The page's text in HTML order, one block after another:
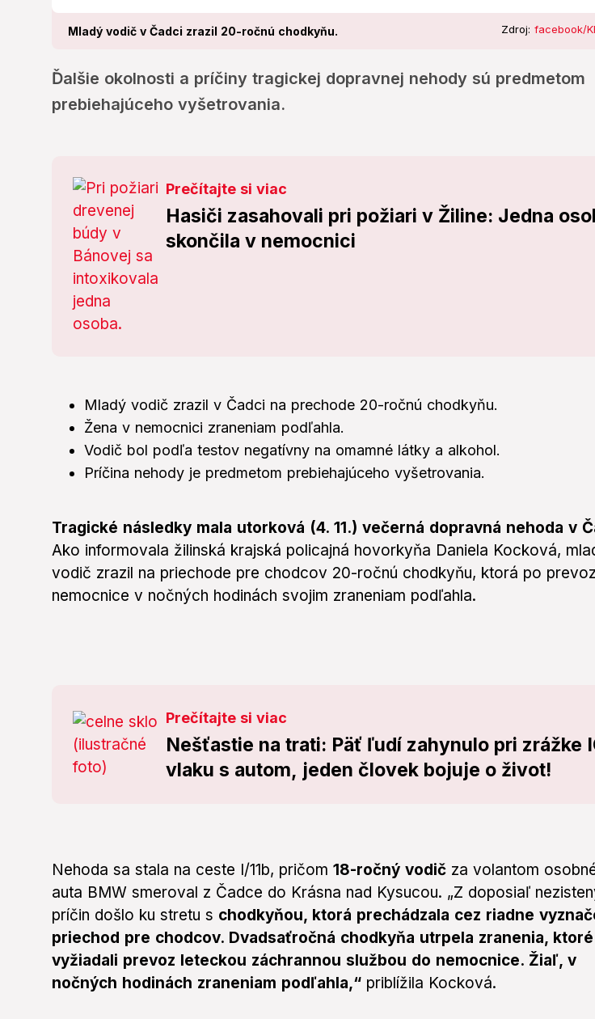
Mladý vodič v Čadci zrazil 20-ročnú chodkyňu. Zdroj: facebook/
Ďalšie okolnosti a príčiny tragickej dopravnej nehody sú predmetom
prebiehajúceho vyšetrovania.
Prečítajte si viac
Hasiči zasahovali pri požiari v Žiline: Jedna
skončila v nemocnici
Mladý vodič zrazil v Čadci na prechode 20-ročnú chodkyňu.
Žena v nemocnici zraneniam podľahla.
Vodič bol podľa testov negatívny na omamné látky a alkohol.
Príčina nehody je predmetom prebiehajúceho vyšetrovania.
Tragické následky mala utorková (4. 11.) večerná dopravná nehoda v
Ako informovala žilinská krajská policajná hovorkyňa Daniela Kocková,
vodič zrazil na priechode pre chodcov 20-ročnú chodkyňu, ktorá po
nemocnice v nočných hodinách svojim zraneniam podľahla.
Prečítajte si viac
Nešťastie na trati: Päť ľudí zahynulo pri zrážke
vlaku s autom, jeden človek bojuje o život!
Nehoda sa stala na ceste I/11b, pričom 18-ročný vodič za volantom
auta BMW smeroval z Čadce do Krásna nad Kysucou. „Z doposiaľ
príčin došlo ku stretu s chodkyňou, ktorá prechádzala cez riadne
priechod pre chodcov. Dvadsaťročná chodkyňa utrpela zranenia,
vyžiadali prevoz leteckou záchrannou službou do nemocnice. Žiaľ, v
nočných hodinách zraneniam podľahla,“ priblížila Kocková.